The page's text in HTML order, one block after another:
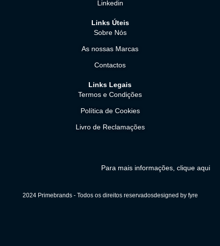
Linkedin
Links Úteis
Sobre Nós
As nossas Marcas
Contactos
Links Legais
Termos e Condições
Política de Cookies
Livro de Reclamações
Para mais informações, clique aqui
2024 Primebrands - Todos os direitos reservadosdesigned by fyre